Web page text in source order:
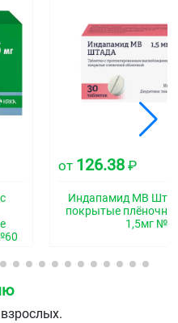
от 126.38 ₽
Индапамид МВ
покрытые
1,5мг